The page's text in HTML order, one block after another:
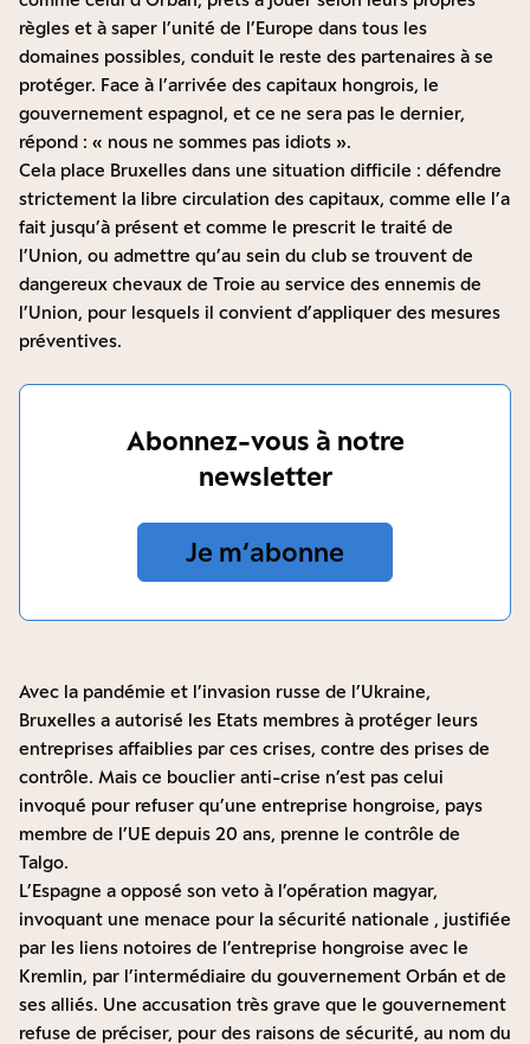
règles et à saper l’unité de l’Europe dans tous les
domaines possibles, conduit le reste des partenaires à se
protéger. Face à l’arrivée des capitaux hongrois, le
gouvernement espagnol, et ce ne sera pas le dernier,
répond : « nous ne sommes pas idiots ».
Cela place Bruxelles dans une situation difficile : défendre
strictement la libre circulation des capitaux, comme elle l’a
fait jusqu’à présent et comme le prescrit le traité de
l’Union, ou admettre qu’au sein du club se trouvent de
dangereux chevaux de Troie au service des ennemis de
l’Union, pour lesquels il convient d’appliquer des mesures
préventives.
Abonnez-vous à notre
newsletter
Je m‘abonne
Avec la pandémie et l’invasion russe de l’Ukraine,
Bruxelles a autorisé les Etats membres à protéger leurs
entreprises affaiblies par ces crises, contre des prises de
contrôle. Mais ce bouclier anti-crise n’est pas celui
invoqué pour refuser qu’une entreprise hongroise, pays
membre de l’UE depuis 20 ans, prenne le contrôle de
Talgo.
L’Espagne a opposé son veto à l’opération magyar,
invoquant une menace pour la sécurité nationale , justifiée
par les liens notoires de l’entreprise hongroise avec le
Kremlin, par l’intermédiaire du gouvernement Orbán et de
ses alliés. Une accusation très grave que le gouvernement
refuse de préciser, pour des raisons de sécurité, au nom du